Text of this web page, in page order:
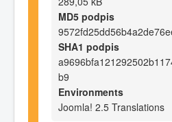
MD5 podpis
SHA1 podpis
b9
Environments
Joomla! 2.5 Translations